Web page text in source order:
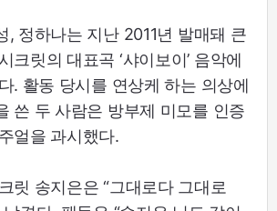
, 정하나는 지난 2011년 발매돼 큰
크릿의 대표곡 ‘샤이보이’ 음악에
. 활동 당시를 연상케 하는 의상에
쓴 두 사람은 방부제 미모를 인증
얼을 과시했다.
릿 송지은은 “그대로다 그대로